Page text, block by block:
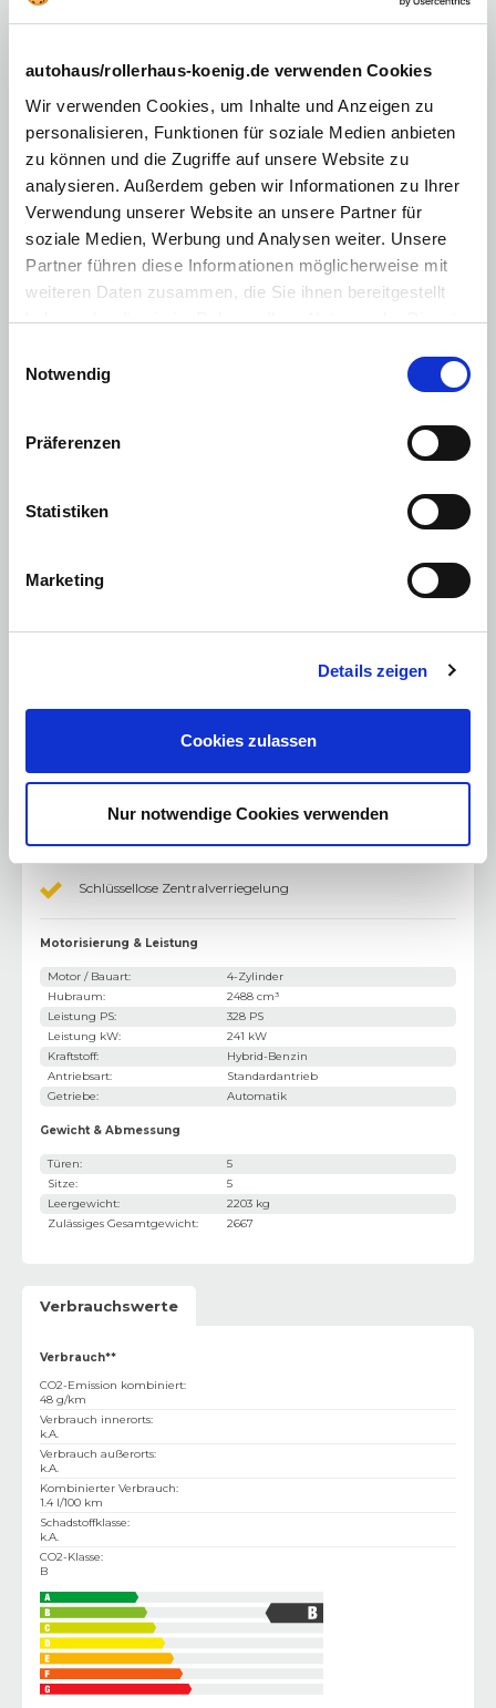
autohaus/rollerhaus-koenig.de verwenden Cookies
Wir verwenden Cookies, um Inhalte und Anzeigen zu
personalisieren, Funktionen für soziale Medien anbieten
zu können und die Zugriffe auf unsere Website zu
analysieren. Außerdem geben wir Informationen zu Ihrer
Verwendung unserer Website an unsere Partner für
soziale Medien, Werbung und Analysen weiter. Unsere
Partner führen diese Informationen möglicherweise mit
weiteren Daten zusammen, die Sie ihnen bereitgestellt
haben oder die sie im Rahmen Ihrer Nutzung der Dienste
Cookies, wenn Sie unsere Webseite weiterhin nutzen.
Notwendig
Präferenzen
Statistiken
Marketing
Details zeigen
Cookies zulassen
Nur notwendige Cookies verwenden
Lederlenkrad
Mittelarmlehne
Zentralverriegelung mit Fernbedienung
Sprachsteuerung
Touchscreen
Bluetooth Freisprecheinrichtung
Sonstiges:
Gepäckraumabdeckung
Trennnetz
Start-Stop-Automatik
Schaltwippen
Schlüssellose Zentralverriegelung
Motorisierung & Leistung
Motor / Bauart:
4-Zylinder
Hubraum:
2488 cm³
Leistung PS:
328 PS
Leistung kW:
241 kW
Kraftstoff:
Hybrid-Benzin
Antriebsart:
Standardantrieb
Getriebe: Automatik
Gewicht & Abmessung
Türen:
5
Sitze:
5
Leergewicht:
2203 kg
Zulässiges Gesamtgewicht: 2667
Verbrauchswerte
Verbrauch**
CO2-Emission kombiniert:
48 g/km
Verbrauch innerorts:
k.A.
Verbrauch außerorts:
k.A.
Kombinierter Verbrauch:
1.4 l/100 km
Schadstoffklasse:
k.A.
CO2-Klasse:
B